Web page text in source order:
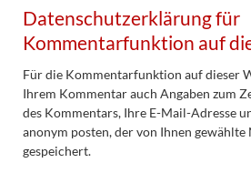
Datenschutzerklärung für
Kommentarfunktion auf
Für die Kommentarfunktion auf dieser
Ihrem Kommentar auch Angaben zum
des Kommentars, Ihre E-Mail-Adresse
anonym posten, der von Ihnen gewählte
gespeichert.